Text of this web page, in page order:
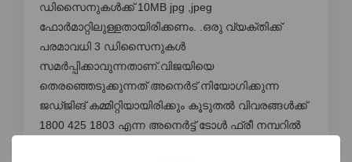
ഡിസൈനുകൾക്ക് 10MB jpg ,jpeg
ഫോർമാറ്റിലുള്ളതായിരിക്കണം. .ഒരു വ്യക്തിക്ക്
പരമാവധി 3 ഡിസൈനുകൾ
സമർപ്പിക്കാവുന്നതാണ്.വിജയിയെ
തെരഞ്ഞെടുക്കുന്നത് അനെർട് നിയോഗിക്കുന്ന
ജഡ്ജിങ് കമ്മിറ്റിയായിരിക്കും കൂടുതൽ വിവരങ്ങൾക്ക്
1800 425 1803 എന്ന അനെർട്ട് ടോൾ ഫ്രീ നമ്പറിൽ